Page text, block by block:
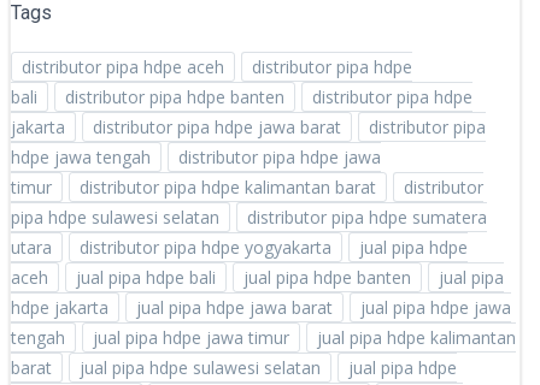
Tags
distributor pipa hdpe aceh
distributor pipa hdpe
bali
distributor pipa hdpe banten
distributor pipa hdpe
jakarta
distributor pipa hdpe jawa barat
distributor pipa
hdpe jawa tengah
distributor pipa hdpe jawa
timur
distributor pipa hdpe kalimantan barat
distributor
pipa hdpe sulawesi selatan
distributor pipa hdpe sumatera
utara
distributor pipa hdpe yogyakarta
jual pipa hdpe
aceh
jual pipa hdpe bali jual pipa hdpe banten
jual pipa
hdpe jakarta
jual pipa hdpe jawa barat
jual pipa hdpe jawa
tengah
jual pipa hdpe jawa timur
jual pipa hdpe kalimantan
barat
jual pipa hdpe sulawesi selatan
jual pipa hdpe